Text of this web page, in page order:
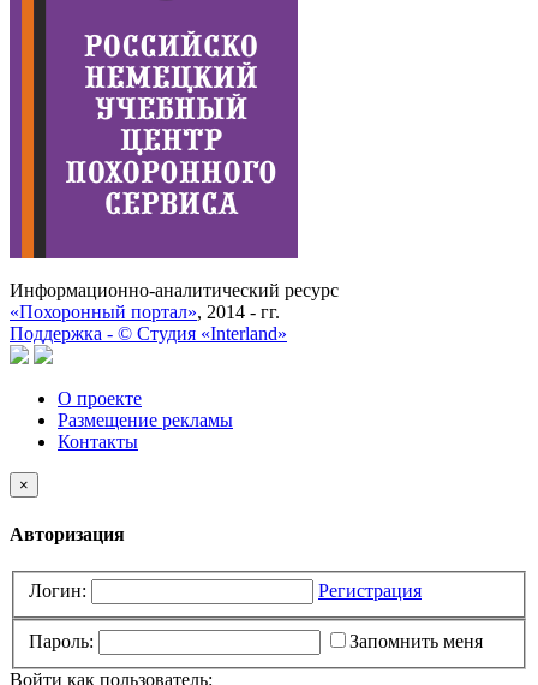
Информационно-аналитический ресурс
«Похоронный портал», 2014 - гг.
Поддержка - © Cтудия «Interland»
О проекте
Размещение рекламы
Контакты
×
Авторизация
Логин: Регистрация
Пароль:
Запомнить меня
Войти как пользователь: